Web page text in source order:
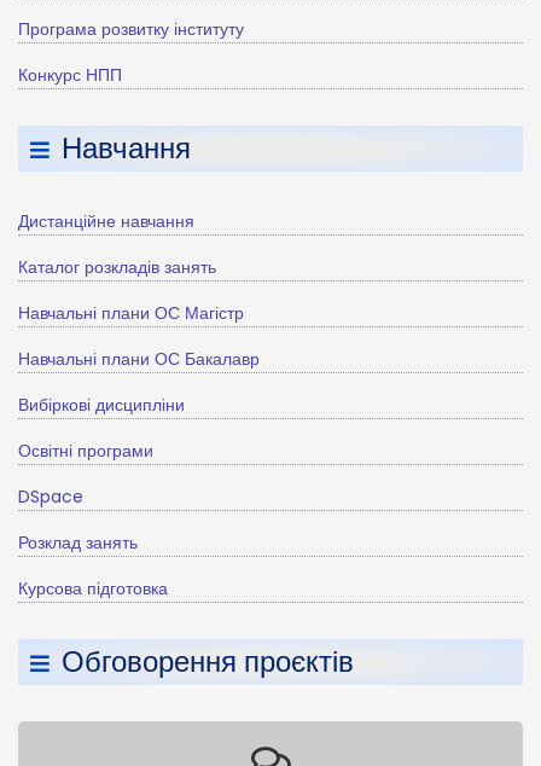
Програма розвитку інституту
Конкурс НПП
Навчання
Дистанційне навчання
Каталог розкладів занять
Навчальні плани ОС Магістр
Навчальні плани ОС Бакалавр
Вибіркові дисципліни
Освітні програми
DSpace
Розклад занять
Курсова підготовка
Обговорення проєктів